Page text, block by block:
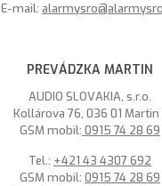
E-mail:
PREVÁDZKA MARTIN
AUDIO SLOVAKIA, s.r.o.
Kollárova 76, 036 01 Martin
GSM mobil: 0915 74 28 69
Tel.: +421 43 4307 692
GSM mobil: 0915 74 28 69